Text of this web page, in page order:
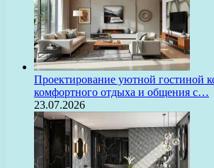
Проектирование уютной гостиной
комфортного отдыха и общения с…
23.07.2026